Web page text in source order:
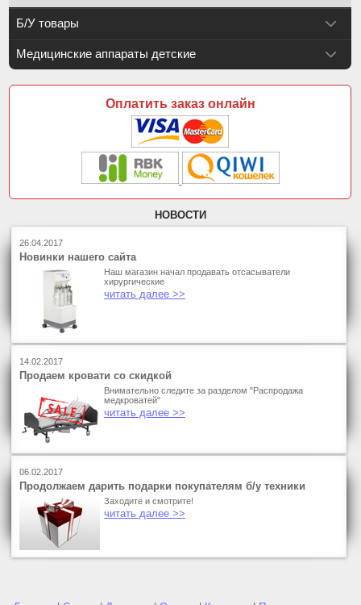
Б/У товары
Медицинские аппараты детские
Оплатить заказ онлайн
НОВОСТИ
26.04.2017
Новинки нашего сайта
Наш магазин начал продавать отсасыватели
хирургические
читать далее >>
14.02.2017
Продаем кровати со скидкой
Внимательно следите за разделом "Распродажа
медкроватей"
читать далее >>
06.02.2017
Продолжаем дарить подарки покупателям б/у техники
Заходите и смотрите!
читать далее >>